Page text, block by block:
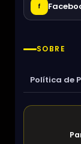
f
SOBRE
Política de